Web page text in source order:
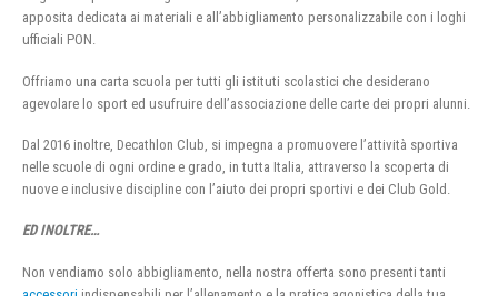
apposita dedicata ai materiali e all’abbigliamento personalizzabile con i loghi
ufficiali PON.
Offriamo una carta scuola per tutti gli istituti scolastici che desiderano
agevolare lo sport ed usufruire dell’associazione delle carte dei propri alunni.
Dal 2016 inoltre, Decathlon Club, si impegna a promuovere l’attività sportiva
nelle scuole di ogni ordine e grado, in tutta Italia, attraverso la scoperta di
nuove e inclusive discipline con l’aiuto dei propri sportivi e dei Club Gold.
ED INOLTRE…
Non vendiamo solo abbigliamento, nella nostra offerta sono presenti tanti